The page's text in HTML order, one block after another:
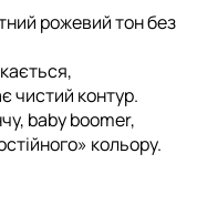
рожевий тон без
чистий контур.
baby boomer,
кольору.